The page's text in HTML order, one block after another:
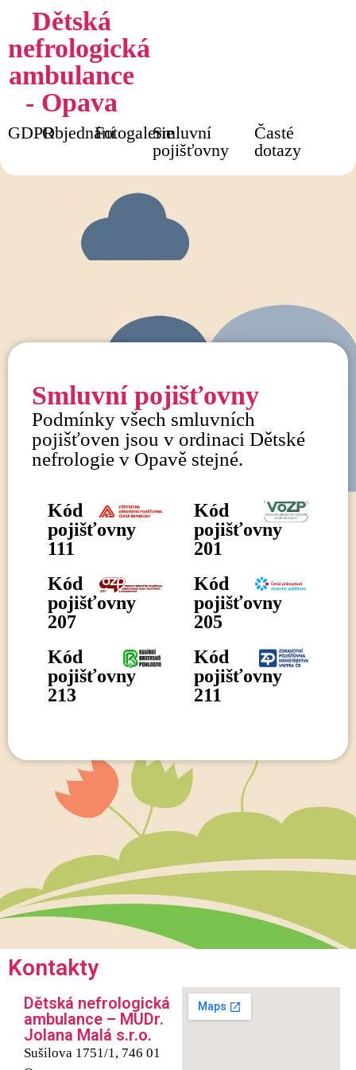
Dětská
nefrologická
ambulance
- Opava
GDPRObjednáníFotogalerieSmluvní
pojišťovny
Časté
dotazy
Pojistovni
Smluvní pojišťovny
Podmínky všech smluvních
pojišťoven jsou v ordinaci Dětské
nefrologie v Opavě stejné.
Kód
pojišťovny
111
Kód
pojišťovny
207
Kód
pojišťovny
213
Kód
pojišťovny
201
Kód
pojišťovny
205
Kód
pojišťovny
211
Kontakty
Dětská nefrologická
ambulance – MUDr.
Jolana Malá s.r.o.
Sušilova 1751/1, 746 01